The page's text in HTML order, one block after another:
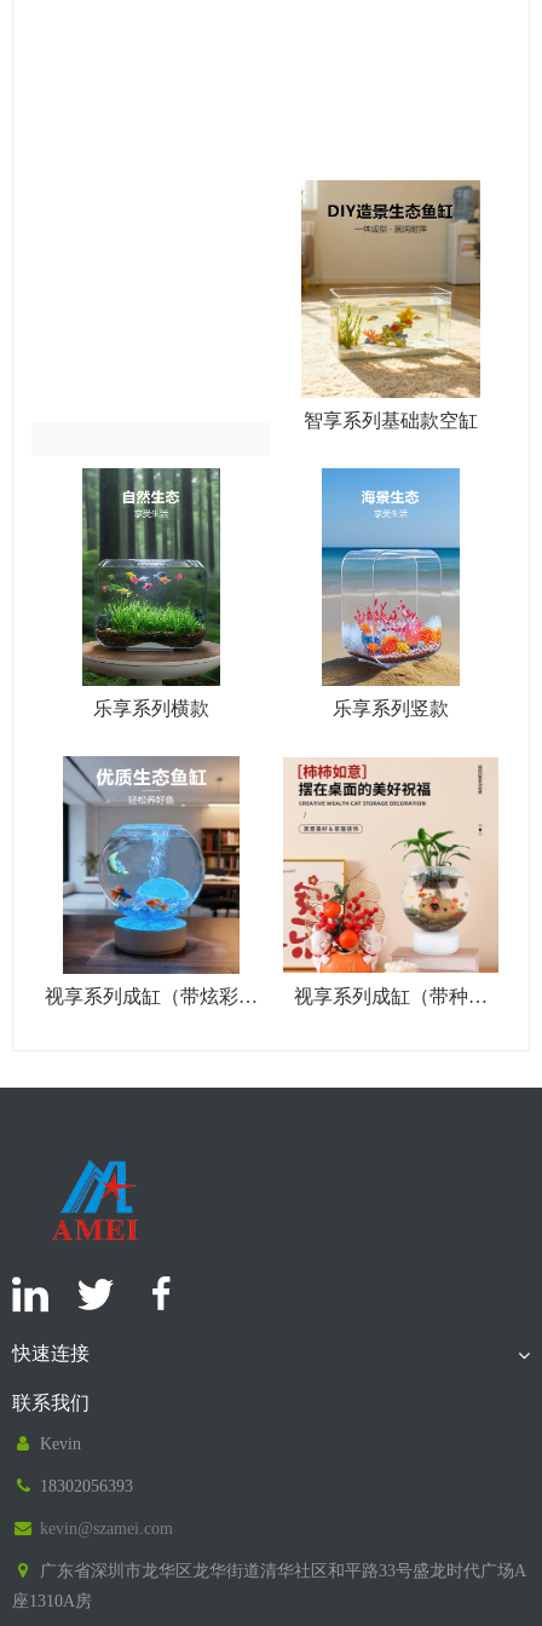
智享系列基础款空缸
乐享系列横款 乐享系列竖款
视享系列成缸（带炫彩灯
视享系列成缸（带种植
快速连接
联系我们
Kevin
18302056393
kevin@szamei.com
广东省深圳市龙华区龙华街道清华社区和平路33号盛龙时代广场A
座1310A房